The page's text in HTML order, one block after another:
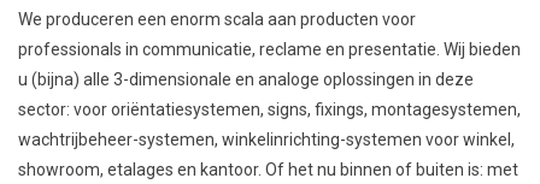
We produceren een enorm scala aan producten voor
professionals in communicatie, reclame en presentatie. Wij bieden
u (bijna) alle 3-dimensionale en analoge oplossingen in deze
sector: voor oriëntatiesystemen, signs, fixings, montagesystemen,
wachtrijbeheer-systemen, winkelinrichting-systemen voor winkel,
showroom, etalages en kantoor. Of het nu binnen of buiten is: met